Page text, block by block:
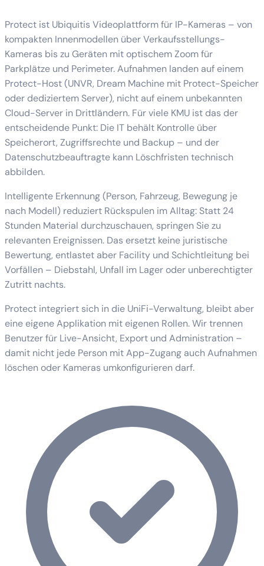
Protect ist Ubiquitis Videoplattform für IP-Kameras – von
kompakten Innenmodellen über Verkaufsstellungs-
Kameras bis zu Geräten mit optischem Zoom für
Parkplätze und Perimeter. Aufnahmen landen auf einem
Protect-Host (UNVR, Dream Machine mit Protect-Speicher
oder dediziertem Server), nicht auf einem unbekannten
Cloud-Server in Drittländern. Für viele KMU ist das der
entscheidende Punkt: Die IT behält Kontrolle über
Speicherort, Zugriffsrechte und Backup – und der
Datenschutzbeauftragte kann Löschfristen technisch
abbilden.
Intelligente Erkennung (Person, Fahrzeug, Bewegung je
nach Modell) reduziert Rückspulen im Alltag: Statt 24
Stunden Material durchzuschauen, springen Sie zu
relevanten Ereignissen. Das ersetzt keine juristische
Bewertung, entlastet aber Facility und Schichtleitung bei
Vorfällen – Diebstahl, Unfall im Lager oder unberechtigter
Zutritt nachts.
Protect integriert sich in die UniFi-Verwaltung, bleibt aber
eine eigene Applikation mit eigenen Rollen. Wir trennen
Benutzer für Live-Ansicht, Export und Administration –
damit nicht jede Person mit App-Zugang auch Aufnahmen
löschen oder Kameras umkonfigurieren darf.